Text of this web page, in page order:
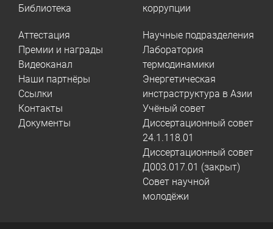
Библиотека
коррупции
Аттестация
Премии и награды
Видеоканал
Наши партнёры
Ссылки
Контакты
Документы
Научные подразделения
Лаборатория
термодинамики
Энергетическая
инстраструктура в Азии
Учёный совет
Диссертационный совет
24.1.118.01
Диссертационный совет
Д003.017.01 (закрыт)
Совет научной
молодёжи